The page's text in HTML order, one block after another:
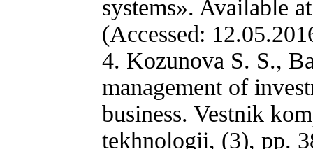
systems». Available
(Accessed:
4. Kozunova S. S.,
management of
business. Vestnik
tekhnologii, (3), pp.